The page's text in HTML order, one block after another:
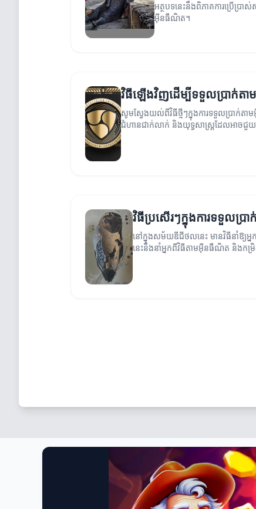
អត្ថបទនេះនឹងពិភាគការប្រើប្រា
អ៊ីនធឺណិត។
វិធីឡើងវិញដើម្បីទទួលប្រាក់
សូមស្វែងយល់ពីវិធីថ្មីៗក្នុងការទទួលប្រាក់ត
ជំហានជាក់លាក់ និងយុទ្ធសាស្ត្រដែលអាចជួយ
វិធីប្រសើរៗក្នុងការទទួលប្រាក់
នៅក្នុងសម័យឌីជីថលនេះ មានវិធីនាំឱ្យអ្ន
នេះនឹងនាំអ្នកពីវិធីតាមអ៊ីនធឺណិត និងកម្រិ